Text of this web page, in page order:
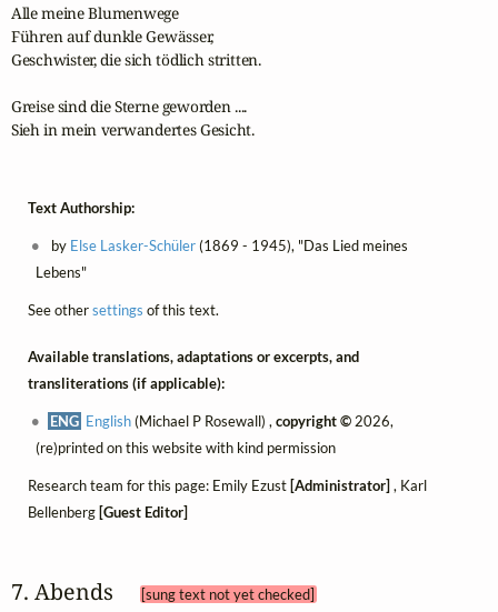
Alle meine Blumenwege
Führen auf dunkle Gewässer,
Geschwister, die sich tödlich stritten.
Greise sind die Sterne geworden ....
Sieh in mein verwandertes Gesicht.
Text Authorship:
by Else Lasker-Schüler(1869 - 1945), "Das Lied meines
Lebens"
See othersettings of this text.
Available translations, adaptations or excerpts, and
transliterations (if applicable):
ENG English(Michael P Rosewall) ,copyright © 2026,
(re)printed on this website with kind permission
Research team for this page: Emily Ezust [Administrator] , Karl
Bellenberg [Guest Editor]
7. Abends [sung text not yet checked]